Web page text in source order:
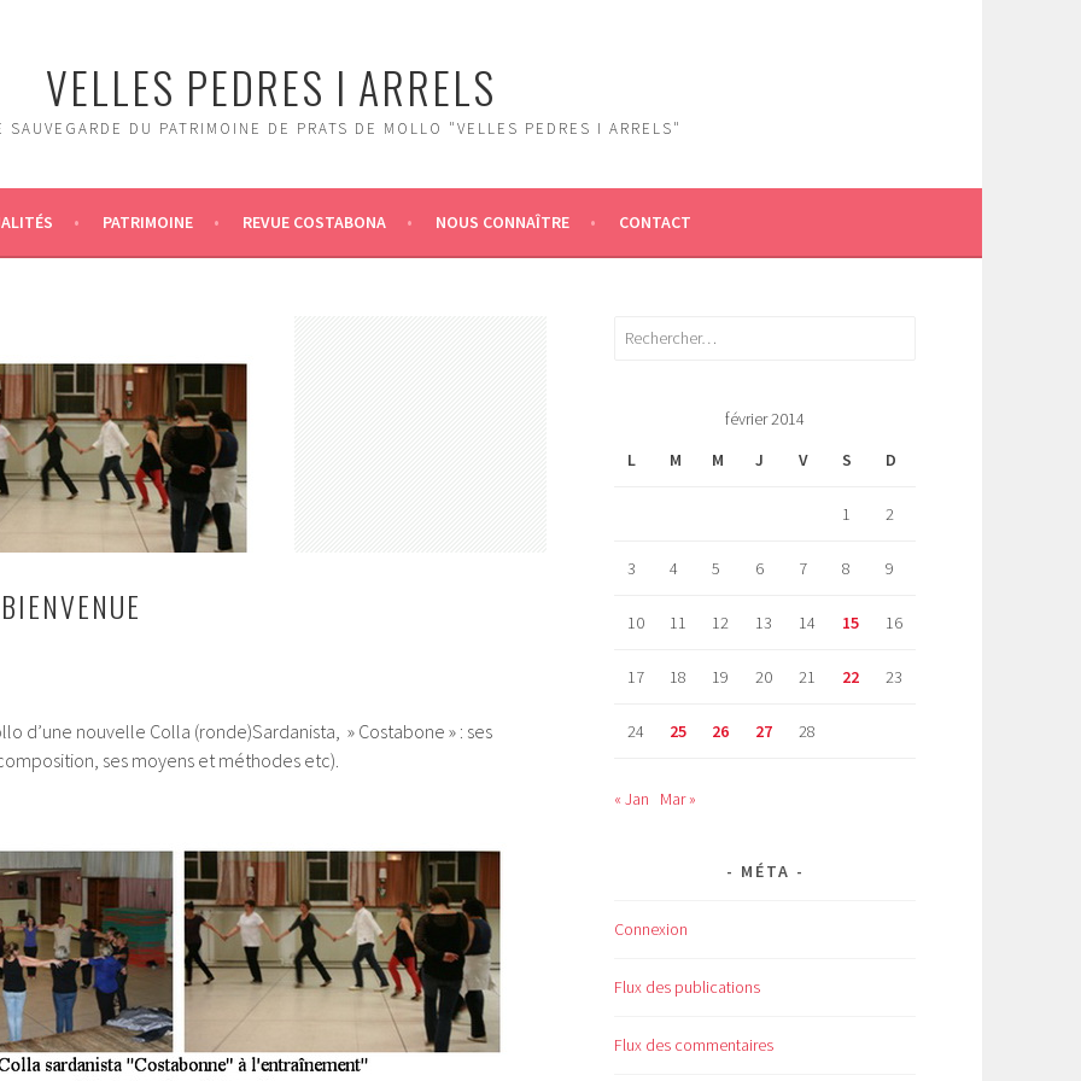
VELLES PEDRES I ARRELS
SAUVEGARDE DU PATRIMOINE DE PRATS DE MOLLO "VELLES PEDRES I ARRELS"
PATRIMOINE REVUE COSTABONA NOUS CONNAÎTRE CONTACT
d’une nouvelle Colla (ronde)Sardanista, » Costabone » : ses
ses moyens et méthodes etc).
Rechercher :
février 2014
L
M M J V S D
1 2
3 4 5 6 7 8 9
10 11 12 13 14 15 16
17 18 19 20 21 22 23
24 25 26 27 28
« Jan Mar »
MÉTA
Connexion
Flux des publications
Flux des commentaires